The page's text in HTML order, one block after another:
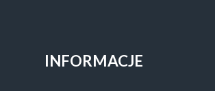
INFORMACJE